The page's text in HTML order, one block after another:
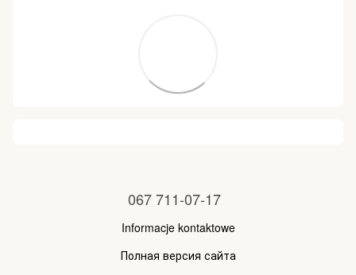
067 711-07-17
Informacje kontaktowe
Полная версия сайта